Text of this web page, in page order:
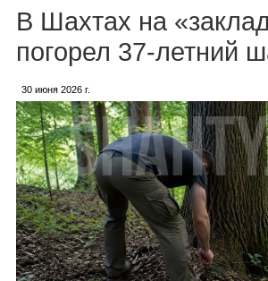
Каталог
Инфо
В Шахтах на
погорел 37-летний
30 июня 2026 г.